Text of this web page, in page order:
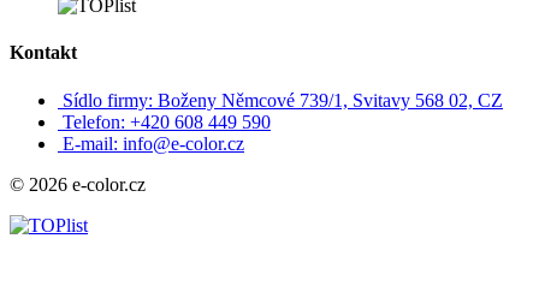
Kontakt
Sídlo firmy: Boženy Němcové 739/1, Svitavy 568 02, CZ
Telefon: +420 608 449 590
E-mail: info@e-color.cz
© 2026 e-color.cz